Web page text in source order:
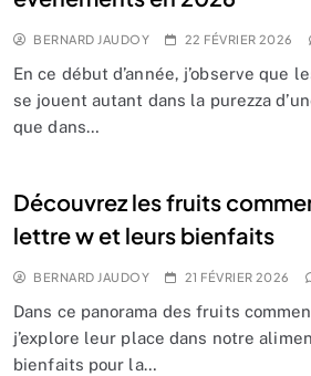
BERNARD JAUDOY 22 FÉVRIER 2026
En ce début d’année, j’observe que
se jouent autant dans la purezza
que dans…
Découvrez les fruits
lettre w et leurs bienfaits
BERNARD JAUDOY 21 FÉVRIER 2026
Dans ce panorama des fruits
j’explore leur place dans notre
bienfaits pour la…